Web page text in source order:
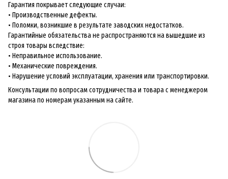
Гарантия покрывает следующие случаи:
• Производственные дефекты.
• Поломки, возникшие в результате заводских недостатков.
Гарантийные обязательства не распространяются на вышедшие из
строя товары вследствие:
• Неправильное использование.
• Механические повреждения.
• Нарушение условий эксплуатации, хранения или транспортировки.
Консультации по вопросам сотрудничества и товара с менеджером
магазина по номерам указанным на сайте.